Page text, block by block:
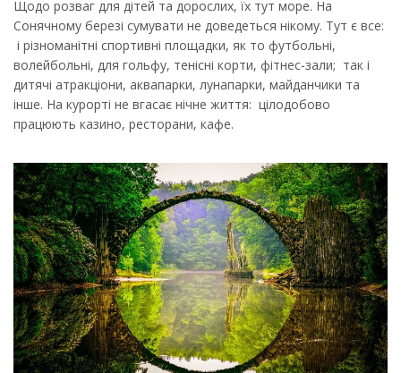
Щодо розваг для дітей та дорослих, їх тут море. На
Сонячному березі сумувати не доведеться нікому. Тут є все:
і різноманітні спортивні площадки, як то футбольні,
волейбольні, для гольфу, тенісні корти, фітнес-зали; так і
дитячі атракціони, аквапарки, лунапарки, майданчики та
інше. На курорті не вгасає нічне життя: цілодобово
працюють казино, ресторани, кафе.